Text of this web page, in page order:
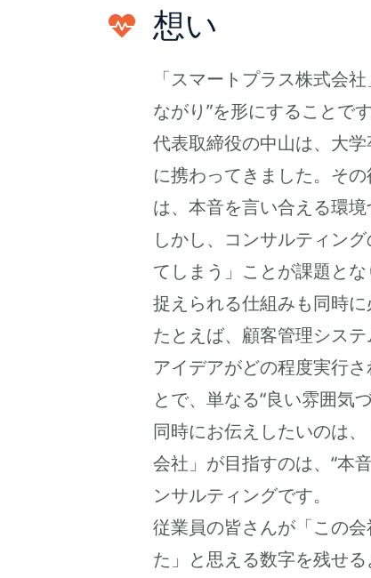
想い
「スマートプラス株式会
ながり”を形にすることです
代表取締役の中山は、大
に携わってきました。そ
は、本音を言い合える環
しかし、コンサルティン
てしまう」ことが課題と
捉えられる仕組みも同時に
たとえば、顧客管理シス
アイデアがどの程度実行
とで、単なる“良い雰囲気
同時にお伝えしたいのは
会社」が目指すのは、“本
ンサルティングです。
従業員の皆さんが「この
た」と思える数字を残せ